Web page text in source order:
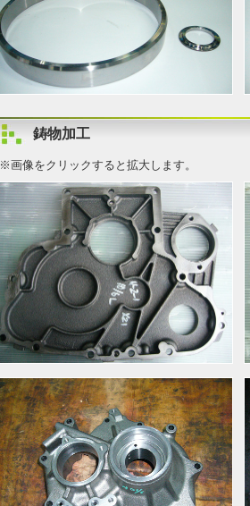
鋳物加工
※画像をクリックすると拡大します。